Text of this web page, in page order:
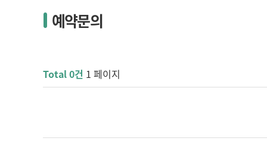
예약문의
Total 0건 1 페이지